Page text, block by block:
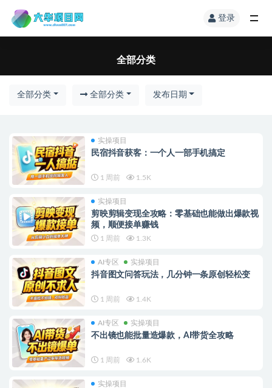
登录
全部分类
全部分类 全部分类 发布日期
实操项目
民宿抖音获客：一个人一部手机搞定
1 周前 1.5K
实操项目
剪映剪辑变现全攻略：零基础也能做出爆款视
频，顺便接单赚钱
1 周前 1.3K
AI专区 实操项目
抖音图文问答玩法，几分钟一条原创轻松变
1 周前 1.4K
AI专区 实操项目
不出镜也能批量造爆款，AI带货全攻略
1 周前 1.6K
实操项目